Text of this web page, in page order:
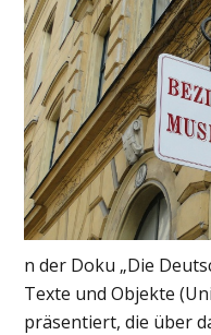
n der Doku „Die
Texte und Objekte
präsentiert, die über